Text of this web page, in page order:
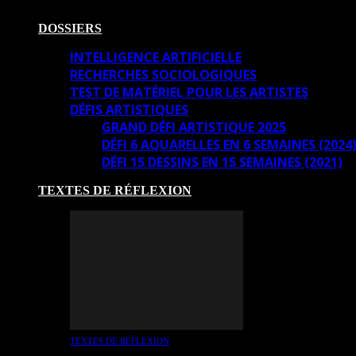
DOSSIERS
INTELLIGENCE ARTIFICIELLE
RECHERCHES SOCIOLOGIQUES
TEST DE MATÉRIEL POUR LES ARTISTES
DÉFIS ARTISTIQUES
GRAND DÉFI ARTISTIQUE 2025
DÉFI 6 AQUARELLES EN 6 SEMAINES (2024)
DÉFI 15 DESSINS EN 15 SEMAINES (2021)
TEXTES DE RÉFLEXION
TEXTES DE RÉFLEXION